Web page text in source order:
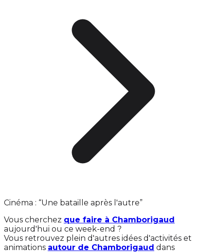
Cinéma : “Une bataille après l'autre”
Vous cherchez que faire à Chamborigaud
aujourd'hui ou ce week-end ?
Vous retrouvez plein d'autres idées d'activités et
animations autour de Chamborigaud dans